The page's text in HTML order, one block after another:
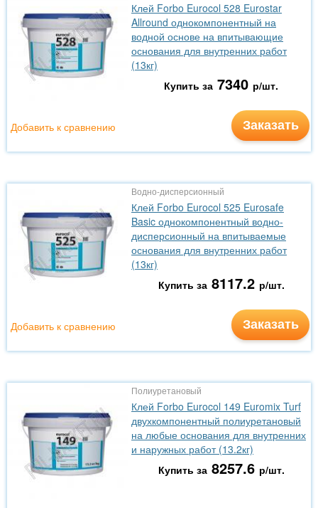
Клей Forbo Eurocol 528 Eurostar
Allround однокомпонентный на
водной основе на впитывающие
основания для внутренних работ
(13кг)
Купить за 7340 р/шт.
Заказать
Добавить к сравнению
Водно-дисперсионный
Клей Forbo Eurocol 525 Eurosafe
Basic однокомпонентный водно-
дисперсионный на впитываемые
основания для внутренних работ
(13кг)
Купить за 8117.2 р/шт.
Заказать
Добавить к сравнению
Полиуретановый
Клей Forbo Eurocol 149 Euromix Turf
двухкомпонентный полиуретановый
на любые основания для внутренних
и наружных работ (13.2кг)
Купить за 8257.6 р/шт.